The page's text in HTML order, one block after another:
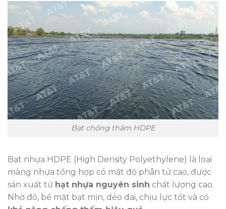
Bạt chống thấm HDPE
Bạt nhựa HDPE (High Density Polyethylene) là loại
màng nhựa tổng hợp có mật độ phân tử cao, được
sản xuất từ hạt nhựa nguyên sinh chất lượng cao.
Nhờ đó, bề mặt bạt mịn, dẻo dai, chịu lực tốt và có